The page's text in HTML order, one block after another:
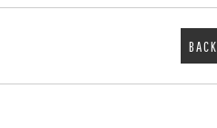
BACK